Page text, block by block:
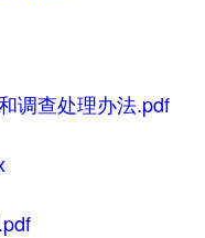
调查处理办法.pdf